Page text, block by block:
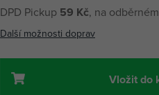
DPD Pickup 59 Kč, na
Další možnosti doprav
Vložit do